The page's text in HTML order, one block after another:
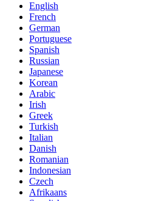
English
French
German
Portuguese
Spanish
Russian
Japanese
Korean
Arabic
Irish
Greek
Turkish
Italian
Danish
Romanian
Indonesian
Czech
Afrikaans